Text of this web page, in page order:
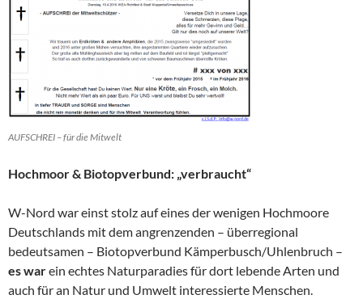
AUFSCHREI – für die Mitwelt
Hochmoor & Biotopverbund: „verbraucht“
W-Nord war einst stolz auf eines der wenigen Hochmoore
Deutschlands mit dem angrenzenden – überregional
bedeutsamen – Biotopverbund Kämperbusch/Uhlenbruch –
es warein echtes Naturparadies für dort lebende Arten und
auch für an Natur und Umwelt interessierte Menschen.